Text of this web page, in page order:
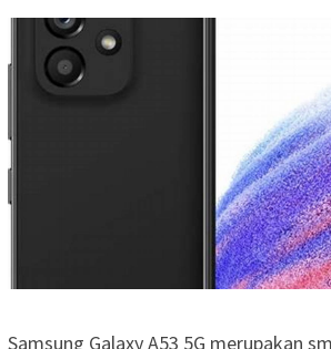
Samsung Galaxy A53 5G merupakan